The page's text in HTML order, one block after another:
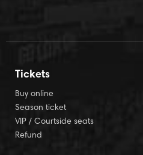
Tickets
Buy online
Season ticket
VIP / Courtside seats
Refund